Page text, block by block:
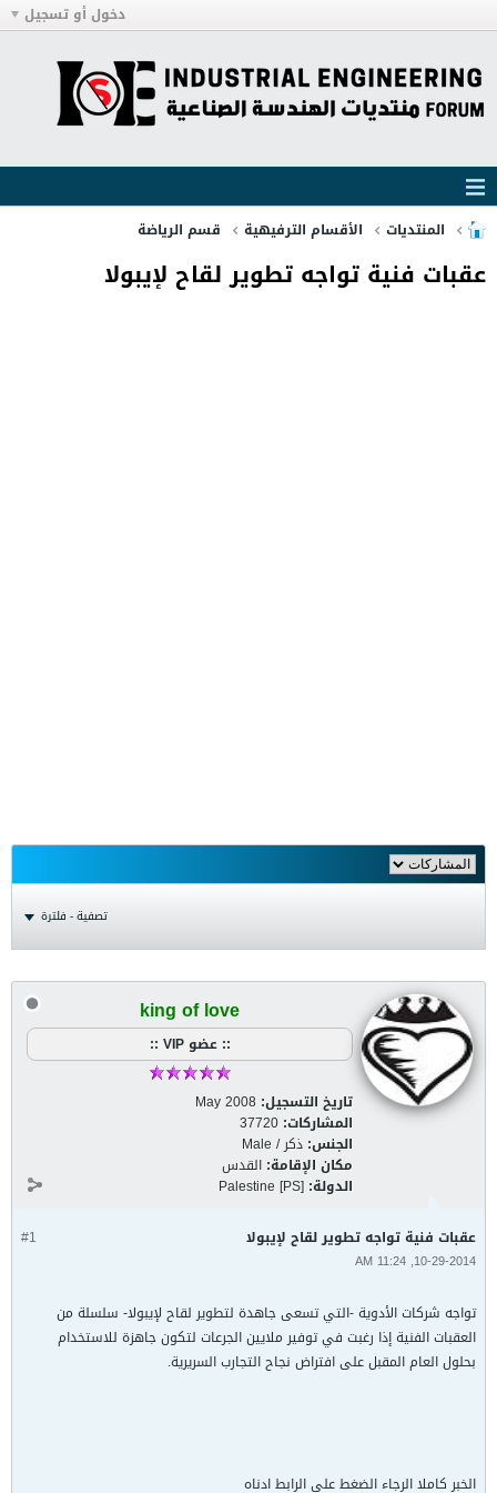
دخول أو تسجيل
المنتديات الأقسام الترفيهية قسم الرياضة
عقبات فنية تواجه تطوير لقاح لإيبولا
تصفية - فلترة
king of love
:: عضو VIP ::
تاريخ التسجيل: May 2008
المشاركات: 37720
الجنس: ذكر / Male
مكان الإقامة: القدس
الدولة: Palestine [PS]
#1 عقبات فنية تواجه تطوير لقاح لإيبولا
10-29-2014, 11:24 AM
تواجه شركات الأدوية -التي تسعى جاهدة لتطوير لقاح لإيبولا- سلسلة من
العقبات الفنية إذا رغبت في توفير ملايين الجرعات لتكون جاهزة للاستخدام
بحلول العام المقبل على افتراض نجاح التجارب السريرية.
الخبر كاملا الرجاء الضغط على الرابط ادناه